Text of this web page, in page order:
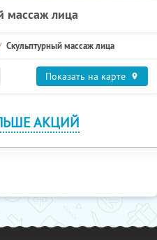
массаж лица
Скульптурный массаж лица
Показать на карте
АКЦИЙ